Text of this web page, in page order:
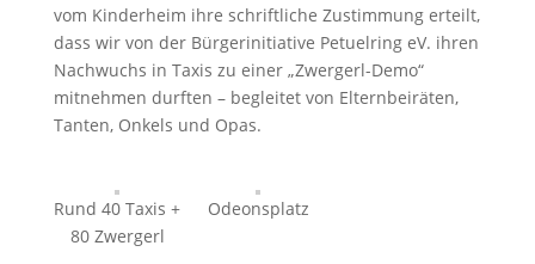
vom Kinderheim ihre schriftliche Zustimmung erteilt,
dass wir von der Bürgerinitiative Petuelring eV. ihren
Nachwuchs in Taxis zu einer „Zwergerl-Demo“
mitnehmen durften – begleitet von Elternbeiräten,
Tanten, Onkels und Opas.
Rund 40 Taxis +
80 Zwergerl
Odeonsplatz